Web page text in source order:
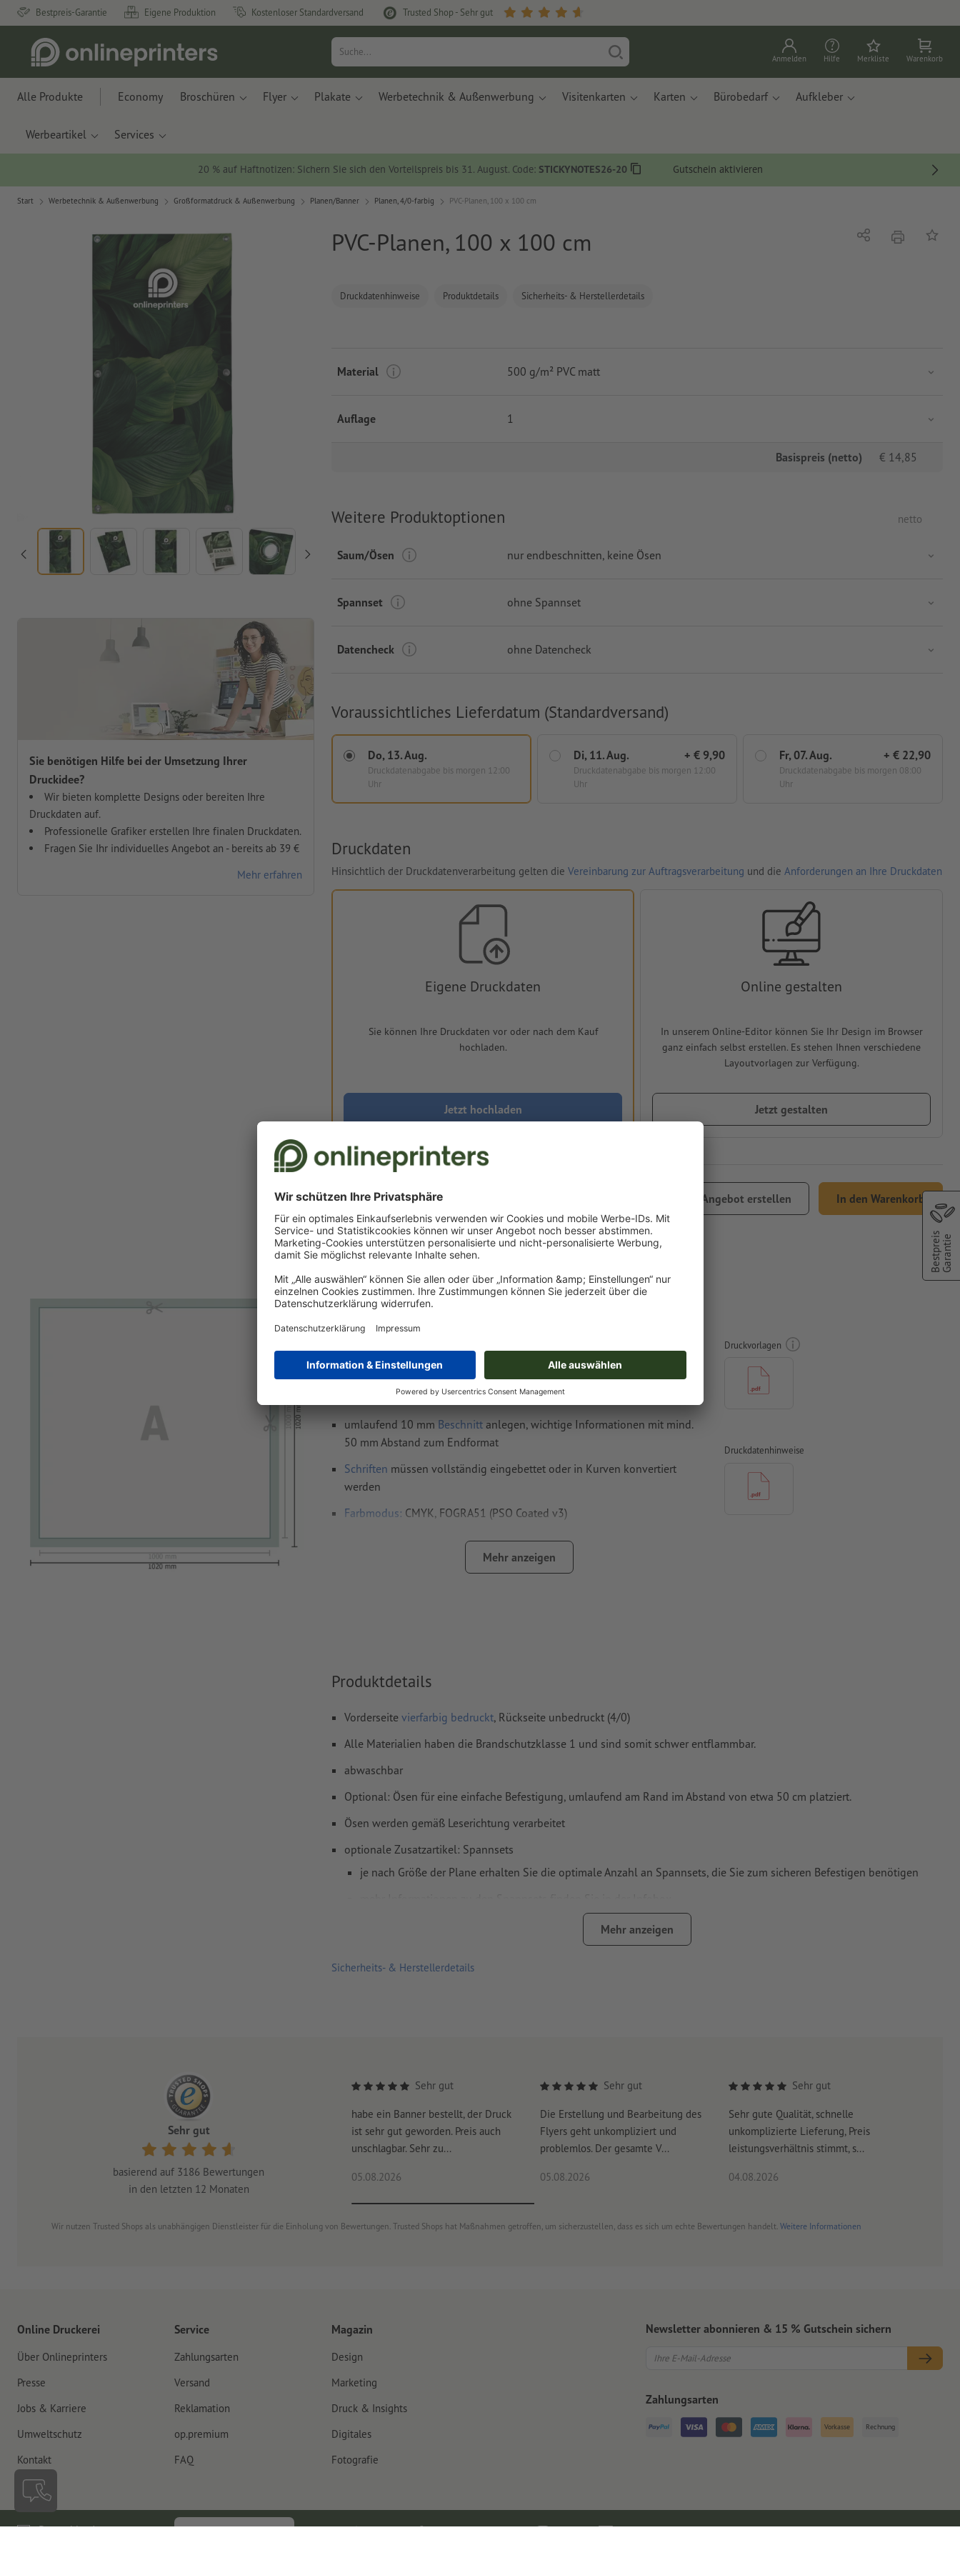
Bestpreis-Garantie Eigene Produktion Kostenloser Standardversand Trusted Shop - Sehr gut
Anmelden Hilfe Merkliste Warenkorb
Alle Produkte Economy Broschüren Flyer Plakate Werbetechnik & Außenwerbung Visitenkarten Karten Bürobedarf Aufkleber
Werbeartikel Services
20 % auf Haftnotizen: Sichern Sie sich den Vorteilspreis bis 31. August. Code: STICKYNOTES26-20 Gutschein aktivieren
Start Werbetechnik & Außenwerbung Großformatdruck & Außenwerbung Planen/Banner Planen, 4/0-farbig PVC-Planen, 100 x 100 cm
PVC-Planen, 100 x 100 cm
Sie benötigen Hilfe bei der Umsetzung Ihrer
Druckidee?
Wir bieten komplette Designs oder bereiten Ihre
Druckdaten auf.
Professionelle Grafiker erstellen Ihre finalen Druckdaten.
Fragen Sie Ihr individuelles Angebot an - bereits ab 39 €
Mehr erfahren
Druckdatenhinweise Produktdetails Sicherheits- & Herstellerdetails
Teilen DruckenAuf
Material 500 g/m² PVC matt
Auflage 1
Basispreis (netto) € 14,85
Weitere Produktoptionen netto
Saum/Ösen nur endbeschnitten, keine Ösen
Spannset ohne Spannset
Datencheck ohne Datencheck
Voraussichtliches Lieferdatum (Standardversand)
Do, 13. Aug.
Druckdatenabgabe bis morgen 12:00
Uhr
Di, 11. Aug. + € 9,90
Druckdatenabgabe bis morgen 12:00
Uhr
Fr, 07. Aug. + € 22,90
Druckdatenabgabe bis morgen 08:00
Uhr
Druckdaten
Hinsichtlich der Druckdatenverarbeitung gelten die Vereinbarung zur Auftragsverarbeitung und die Anforderungen an Ihre Druckdaten
Eigene Druckdaten
Sie können Ihre Druckdaten vor oder nach dem Kauf
hochladen.
Jetzt hochladen
Online gestalten
In unserem Online-Editor können Sie Ihr Design im Browser
ganz einfach selbst erstellen. Es stehen Ihnen verschiedene
Layoutvorlagen zur Verfügung.
Jetzt gestalten
netto Inkl.19% MwSt.&Versand
Angebot erstellen In den Warenkorb
Lieferung ca.:
Gewicht: ca.500 g
Druckdatenhinweise PVC-Planen, 100 x 100 cm
Endformat: 100 x 100 cm
Auflösung: 150 dpi
umlaufend 10 mm Beschnitt anlegen, wichtige Informationen mit mind.
50 mm Abstand zum Endformat
Schriften müssen vollständig eingebettet oder in Kurven konvertiert
werden
Farbmodus: CMYK, FOGRA51 (PSO Coated v3)
Rechtschreib- und Satzfehlerwerden von uns nicht geprüft
werden von uns nicht geprüft
Mehr anzeigen
Druckvorlagen
Druckdatenhinweise
Produktdetails
Vorderseite vierfarbig bedruckt, Rückseite unbedruckt (4/0)
Alle Materialien haben die Brandschutzklasse 1 und sind somit schwer entflammbar.
abwaschbar
Optional: Ösen für eine einfache Befestigung, umlaufend am Rand im Abstand von etwa 50 cm platziert.
Ösen werden gemäß Leserichtung verarbeitet
optionale Zusatzartikel: Spannsets
je nach Größe der Plane erhalten Sie die optimale Anzahl an Spannsets, die Sie zum sicheren Befestigen benötigen
Absolut wetterfest und daher auch problemlos im Außenbereich einsetzbar
Mehr anzeigen
Sicherheits- & Herstellerdetails
Sehr gut
basierend auf 3186 Bewertungen
in den letzten 12 Monaten
Sehr gut
habe ein Banner bestellt, der Druck
ist sehr gut geworden. Preis auch
unschlagbar. Sehr zu...
05.08.2026
Sehr gut
Die Erstellung und Bearbeitung des
Flyers geht unkompliziert und
problemlos. Der gesamte V...
05.08.2026
Sehr gut
Sehr gute Qualität, schnelle
unkomplizierte Lieferung, Preis
leistungsverhältnis stimmt, s...
04.08.2026
Wir nutzen Trusted Shops als unabhängigen Dienstleister für die Einholung von Bewertungen. Trusted Shops hat Maßnahmen getroffen, um sicherzustellen, dass es sich um echte Bewertungen handelt. Weitere Informationen
BestpreisGarantie
Online Druckerei
Über Onlineprinters
Presse
Jobs & Karriere
Umweltschutz
Kontakt
Service
Zahlungsarten
Versand
Reklamation
op.premium
FAQ
Magazin
Design
Marketing
Druck & Insights
Digitales
Fotografie
Newsletter abonnieren & 15 % Gutschein sichern
Zahlungsarten
Vorkasse Rechnung
Deutschland